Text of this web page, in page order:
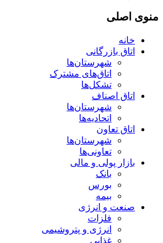
منوی اصلی
خانه
اتاق بازرگانی
شهرستان‌ها
اتاق‌های مشترک
تشکل‌ها
اتاق اصناف
شهرستان‌ها
اتحادیه‌ها
اتاق تعاون
شهرستان‌ها
تعاونی‌ها
بازار پولی و مالی
بانک
بورس
بیمه
صنعت و انرژی
فلزات
انرژی و پتروشیمی
غذایی